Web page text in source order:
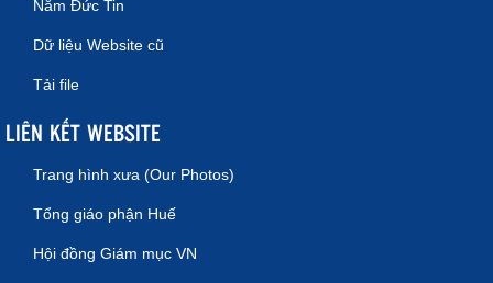
Năm Đức Tin
Dữ liệu Website cũ
Tải file
LIÊN KẾT WEBSITE
Trang hình xưa (Our Photos)
Tổng giáo phận Huế
Hội đồng Giám mục VN